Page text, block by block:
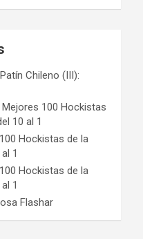
Chileno (III):
100 Hockistas
10 al 1
Hockistas de la
1
Hockistas de la
1
Flashar